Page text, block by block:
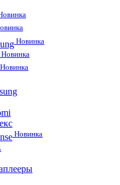
Новинка
Новинка
Новинка
Новинка